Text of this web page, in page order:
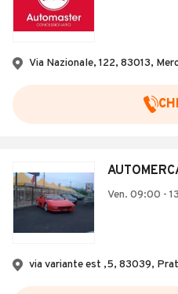
Via Nazionale, 122, 83013,
Ven. 09:00 -
via variante est ,5, 83039,